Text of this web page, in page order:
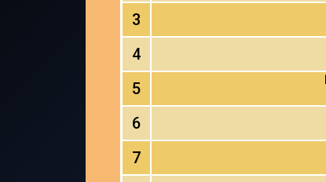
3
4
5
6
7